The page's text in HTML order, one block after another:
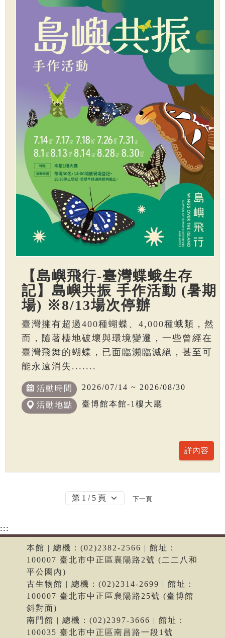
【島嶼飛行-臺灣蝶蛾生存
記】島嶼共振 手作活動 (暑期
場) ※8/13場次停辦
臺灣擁有超過400種蝴蝶、4,000種蛾類，然
而，隨著棲地破壞與環境變遷，一些曾經在
臺灣飛舞的蝴蝶，已面臨瀕臨滅絕，甚至可
能永遠消失.......
活動時間 2026/07/14 ~ 2026/08/30
活動地點 臺博館本館-1樓大廳
下一頁
:::
本館 | 總機：(02)2382-2566 | 館址：
100007 臺北市中正區襄陽路2號 (二二八和
平公園內)
古生物館 | 總機：(02)2314-2699 | 館址：
100007 臺北市中正區襄陽路25號 (臺博館
斜對面)
南門館 | 總機：(02)2397-3666 | 館址：
100035 臺北市中正區南昌路一段1號